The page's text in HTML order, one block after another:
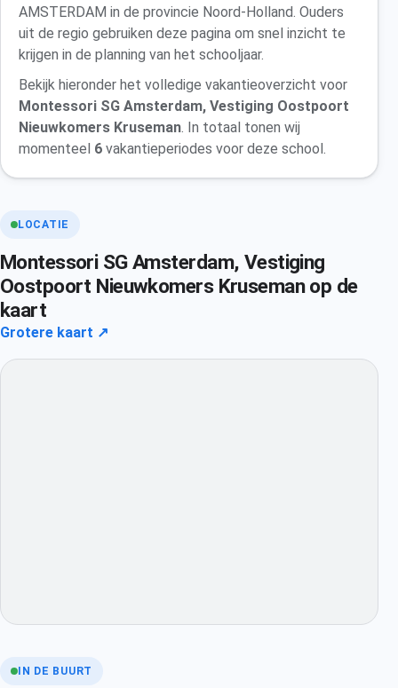
AMSTERDAM in de provincie Noord-Holland. Ouders
uit de regio gebruiken deze pagina om snel inzicht te
krijgen in de planning van het schooljaar.
Bekijk hieronder het volledige vakantieoverzicht voor
Montessori SG Amsterdam, Vestiging Oostpoort
Nieuwkomers Kruseman. In totaal tonen wij
momenteel 6 vakantieperiodes voor deze school.
LOCATIE
Montessori SG Amsterdam, Vestiging
Oostpoort Nieuwkomers Kruseman op de
kaart
Grotere kaart ↗
IN DE BUURT